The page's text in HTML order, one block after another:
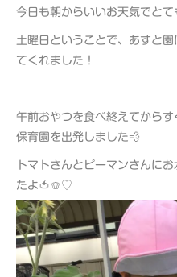
今日も朝からいいお天気でと
土曜日ということで、あすと
てくれました！
午前おやつを食べ終えてから
保育園を出発しました💨
トマトさんとピーマンさんに
たよ🍅🫑♡